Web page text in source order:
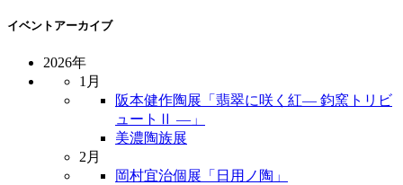
イベントアーカイブ
2026年
1月
阪本健作陶展「翡翠に咲く紅― 鈞窯トリビ
ュートⅡ ―」
美濃陶族展
2月
岡村宜治個展「日用ノ陶」